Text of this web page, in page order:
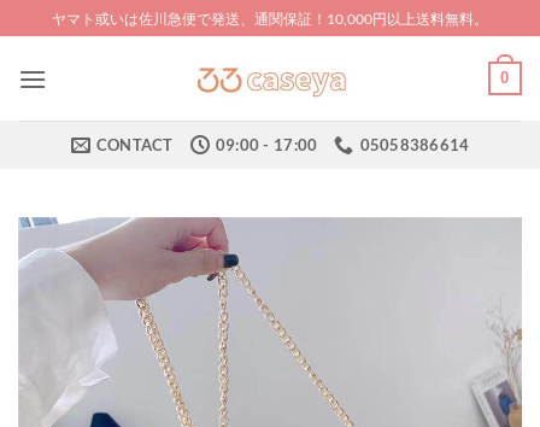
to
content
ヤマト或いは佐川急便で発送、通関保証！10,000円以上送料無料。
0
CONTACT 09:00 - 17:00 05058386614